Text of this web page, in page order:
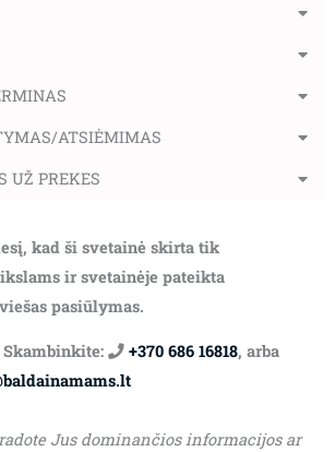
ATSIĖMIMAS
UŽ PREKES
kad ši svetainė skirta tik
ir svetainėje pateikta
pasiūlymas.
+370 686 16818, arba
Jus dominančios informacijos ar